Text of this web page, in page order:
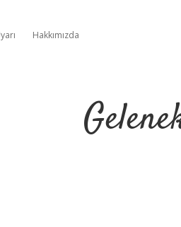
Hakkımızda